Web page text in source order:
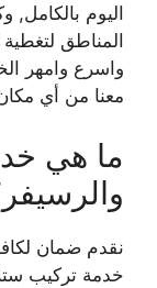
اليوم
المناطق
واسرع وامهر
معنا من أي
ما هي
نقدم ضمان
خدمة تركيب